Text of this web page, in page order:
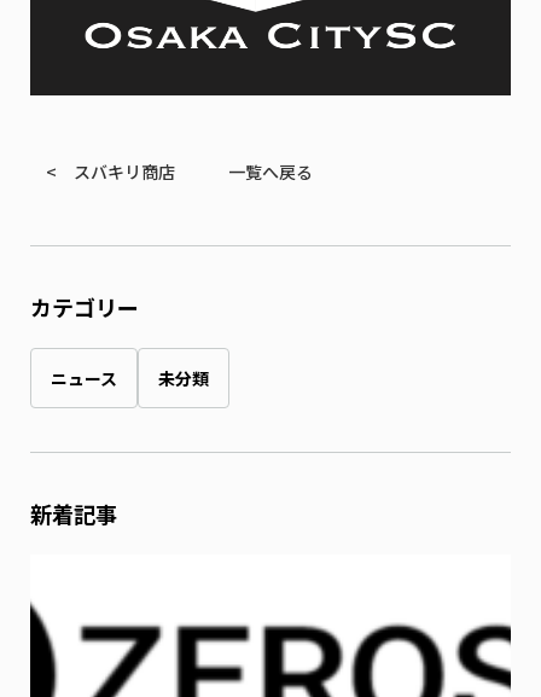
< スバキリ商店 一覧へ戻る
カテゴリー
ニュース 未分類
新着記事